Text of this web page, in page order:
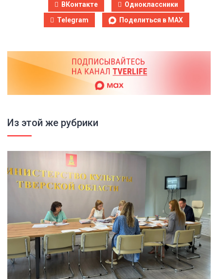
ВКонтакте
Одноклассники
Telegram
Поделиться в MAX
Из этой же рубрики